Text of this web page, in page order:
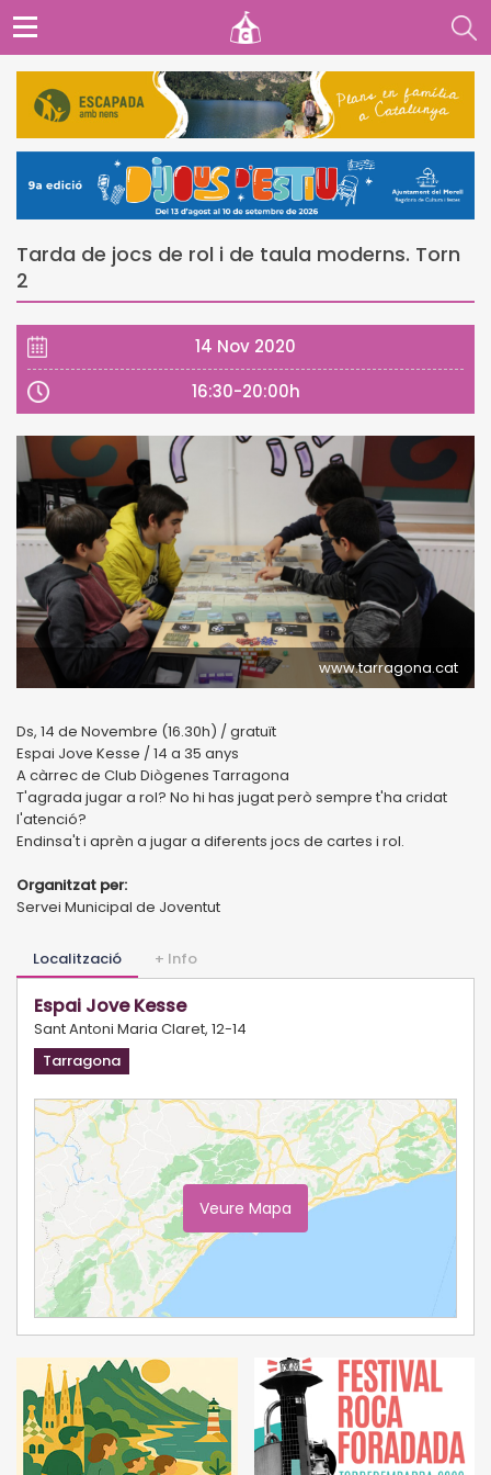
Tarda de jocs de rol i de taula moderns. Torn
2
14 Nov 2020
16:30-20:00h
www.tarragona.cat
Ds, 14 de Novembre (16.30h) / gratuït
Espai Jove Kesse / 14 a 35 anys
A càrrec de Club Diògenes Tarragona
T'agrada jugar a rol? No hi has jugat però sempre t'ha cridat
l'atenció?
Endinsa't i aprèn a jugar a diferents jocs de cartes i rol.
Organitzat per:
Servei Municipal de Joventut
Localització + Info
Espai Jove Kesse
Sant Antoni Maria Claret, 12-14
Tarragona
Veure Mapa